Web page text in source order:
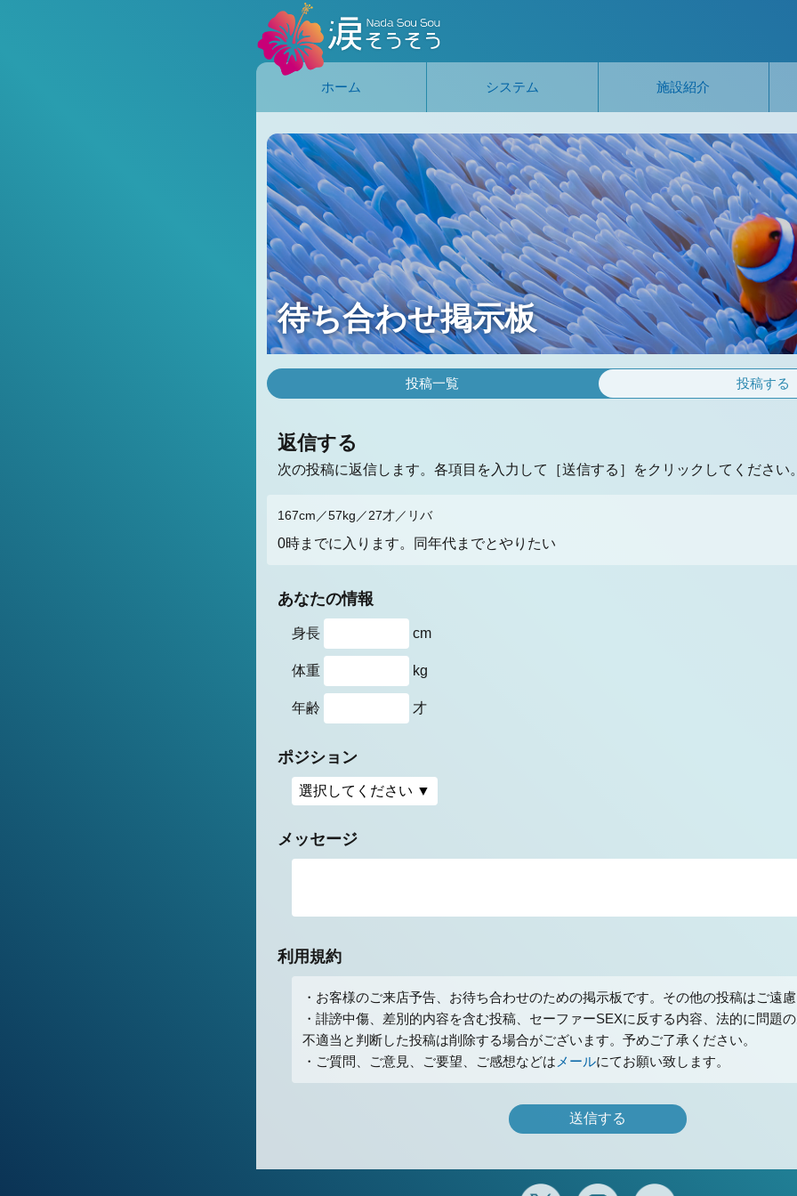
ホーム システム 施設紹介
待ち合わせ掲示板
投稿一覧 投稿する
返信する
次の投稿に返信します。各項目を入力して［送信する］をクリックしてください
167cm／57kg／27才／リバ
0時までに入ります。同年代までとやりたい
あなたの情報
身長 cm
体重 kg
年齢 才
ポジション
メッセージ
利用規約
・お客様のご来店予告、お待ち合わせのための掲示板です。その他の投稿はご遠
・誹謗中傷、差別的内容を含む投稿、セーファーSEXに反する内容、法的に問題
不適当と判断した投稿は削除する場合がございます。予めご了承ください。
・ご質問、ご意見、ご要望、ご感想などは メールにてお願い致します。